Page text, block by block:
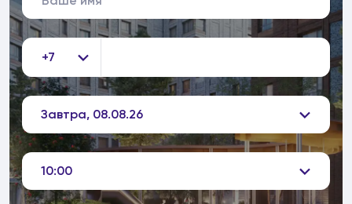
+7
Завтра, 08.08.26
10:00